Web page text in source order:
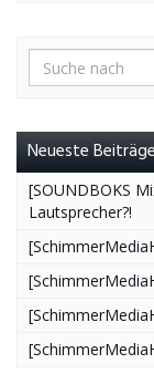
Neueste Beiträge
[SOUNDBOKS
Lautsprecher?!